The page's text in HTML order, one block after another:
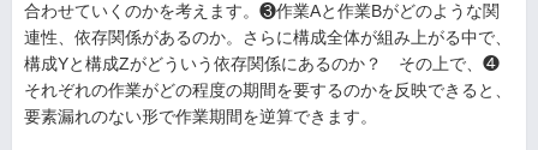
合わせていくのかを考えます。❸作業Aと作業Bがどのような関
連性、依存関係があるのか。さらに構成全体が組み上がる中で、
構成Yと構成Zがどういう依存関係にあるのか？ その上で、❹
それぞれの作業がどの程度の期間を要するのかを反映できると、
要素漏れのない形で作業期間を逆算できます。